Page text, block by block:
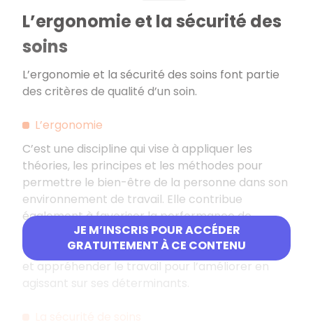
JE M’INSCRIS POUR ACCÉDER
GRATUITEMENT À CE CONTENU
L’ergonomie et la sécurité des
soins
L’ergonomie et la sécurité des soins font partie
des critères de qualité d’un soin.
L’ergonomie
C’est une discipline qui vise à appliquer les
théories, les principes et les méthodes pour
permettre le bien-être de la personne dans son
environnement de travail. Elle contribue
également à favoriser la performance de
l’organisation.
L’ergonomie a comme objectif de comprendre
et appréhender le travail pour l’améliorer en